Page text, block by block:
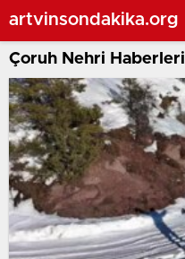
artvinsondakika.org
Çoruh Nehri Haberleri